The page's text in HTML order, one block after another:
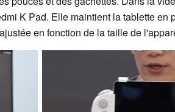
K Pad. Elle maintient la tablette en
en fonction de la taille de